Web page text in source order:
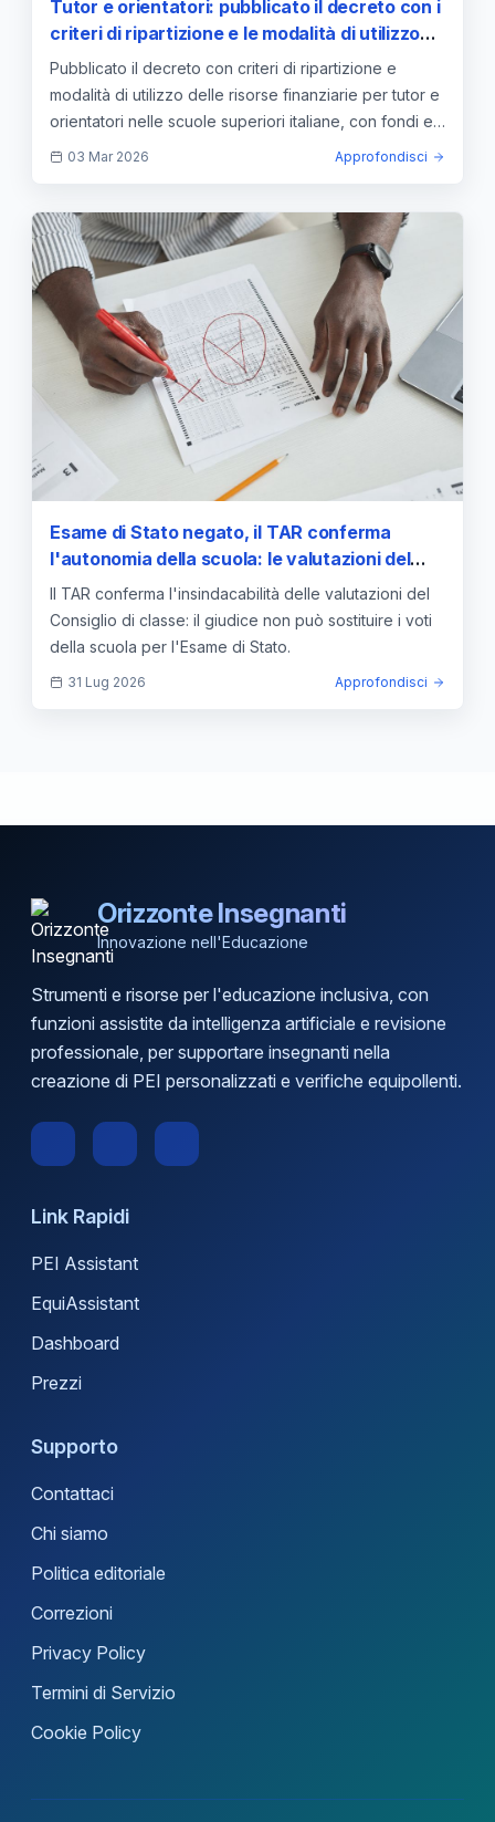
Tutor e orientatori: pubblicato il decreto con i
criteri di ripartizione e le modalità di utilizzo
delle risorse finanziarie — approfondimento e
guida
Pubblicato il decreto con criteri di ripartizione e
modalità di utilizzo delle risorse finanziarie per tutor e
orientatori nelle scuole superiori italiane, con fondi e
requisiti.
03 Mar 2026 Approfondisci
Esame di Stato negato, il TAR conferma
l'autonomia della scuola: le valutazioni del
Consiglio di classe sono insindacabili
Il TAR conferma l'insindacabilità delle valutazioni del
Consiglio di classe: il giudice non può sostituire i voti
della scuola per l'Esame di Stato.
31 Lug 2026 Approfondisci
Orizzonte Insegnanti
Innovazione nell'Educazione
Strumenti e risorse per l'educazione inclusiva, con
funzioni assistite da intelligenza artificiale e revisione
professionale, per supportare insegnanti nella
creazione di PEI personalizzati e verifiche equipollenti.
Link Rapidi
PEI Assistant
EquiAssistant
Dashboard
Prezzi
Supporto
Contattaci
Chi siamo
Politica editoriale
Correzioni
Privacy Policy
Termini di Servizio
Cookie Policy